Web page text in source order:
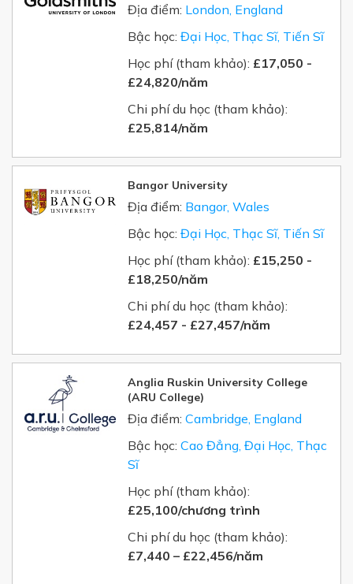
Địa điểm: London, England
Bậc học: Đại Học, Thạc Sĩ, Tiến Sĩ
Học phí (tham khảo): £17,050 -
£24,820/năm
Chi phí du học (tham khảo):
£25,814/năm
Bangor University
Địa điểm: Bangor, Wales
Bậc học: Đại Học, Thạc Sĩ, Tiến Sĩ
Học phí (tham khảo): £15,250 -
£18,250/năm
Chi phí du học (tham khảo):
£24,457 - £27,457/năm
Anglia Ruskin University College
(ARU College)
Địa điểm: Cambridge, England
Bậc học: Cao Đẳng, Đại Học, Thạc
Sĩ
Học phí (tham khảo):
£25,100/chương trình
Chi phí du học (tham khảo):
£7,440 – £22,456/năm